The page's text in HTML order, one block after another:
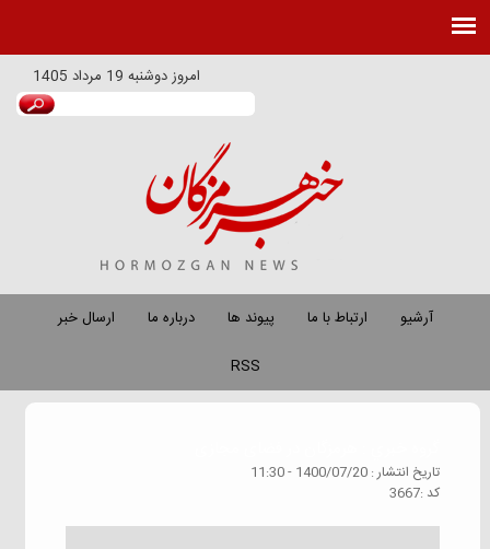
امروزدوشنبه 19 مرداد 1405
آرشیو ارتباط با ما پیوند ها درباره ما
ارسال خبر
RSS
تاريخ انتشار : 1400/07/20 - 11:30
كد :3667